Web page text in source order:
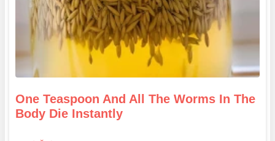
One Teaspoon And All The Worms In The
Body Die Instantly